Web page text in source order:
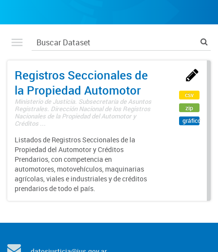
Registros Seccionales de
la Propiedad Automotor
Ministerio de Justicia. Subsecretaría de Asuntos
Registrales. Dirección Nacional de los Registros
Nacionales de la Propiedad del Automotor y
Créditos ...
Listados de Registros Seccionales de la
Propiedad del Automotor y Créditos
Prendarios, con competencia en
automotores, motovehículos, maquinarias
agrícolas, viales e industriales y de créditos
prendarios de todo el país.
csv
zip
gráfico